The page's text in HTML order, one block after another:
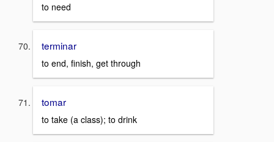
to need
terminar
to end, finish, get through
tomar
to take (a class); to drink